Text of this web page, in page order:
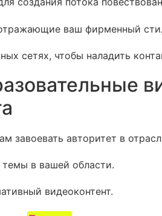
ваш фирменный
сетях, чтобы наладить
завоевать авторитет в
в вашей области.
видеоконтент.